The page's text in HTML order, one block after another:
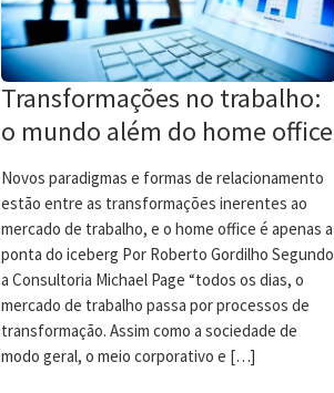
Transformações no trabalho:
o mundo além do home office
Novos paradigmas e formas de relacionamento
estão entre as transformações inerentes ao
mercado de trabalho, e o home office é apenas a
ponta do iceberg Por Roberto Gordilho Segundo
a Consultoria Michael Page “todos os dias, o
mercado de trabalho passa por processos de
transformação. Assim como a sociedade de
modo geral, o meio corporativo e […]